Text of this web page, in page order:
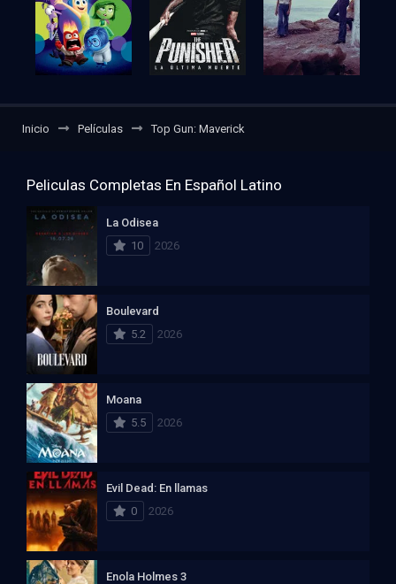
Inicio Películas Top Gun: Maverick
Peliculas Completas En Español Latino
La Odisea
10
2026
Boulevard
5.2
2026
Moana
5.5
2026
Evil Dead: En llamas
0
2026
Enola Holmes 3